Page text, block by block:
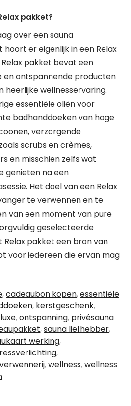
pakket?
over een sauna
er eigenlijk in een Relax
pakket bevat een
en ontspannende producten
heerlijke wellnesservaring.
essentiële oliën voor
badhanddoeken van hoge
verzorgende
scrubs en crèmes,
en misschien zelfs wat
genieten na een
Het doel van een Relax
te verwennen en te
van een moment van pure
geselecteerde
pakket een bron van
voor iedereen die ervan mag
,cadeaubon kopen,essentiële
, kerstgeschenk,
luxe,ontspanning, privésauna
,sauna liefhebber,
werking,
,
verwennerij,wellness,wellness